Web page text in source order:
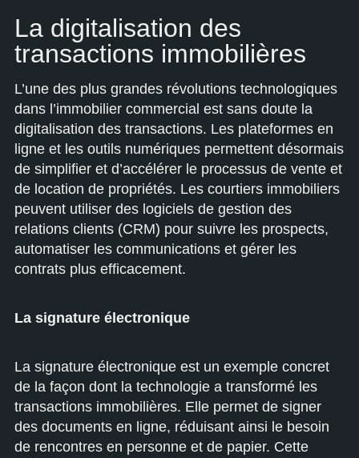
La digitalisation des
transactions immobilières
L’une des plus grandes révolutions technologiques
dans l’immobilier commercial est sans doute la
digitalisation des transactions. Les plateformes en
ligne et les outils numériques permettent désormais
de simplifier et d’accélérer le processus de vente et
de location de propriétés. Les courtiers immobiliers
peuvent utiliser des logiciels de gestion des
relations clients (CRM) pour suivre les prospects,
automatiser les communications et gérer les
contrats plus efficacement.
La signature électronique
La signature électronique est un exemple concret
de la façon dont la technologie a transformé les
transactions immobilières. Elle permet de signer
des documents en ligne, réduisant ainsi le besoin
de rencontres en personne et de papier. Cette